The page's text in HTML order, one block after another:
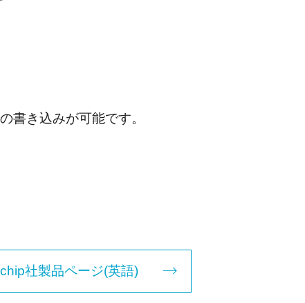
書き込みが可能です。
社製品ページ(英語)